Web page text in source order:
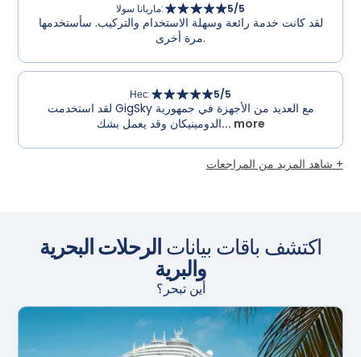
ماريانا سولا: 5/5
لقد كانت خدمة رائعة وسهلة الاستخدام والتركيب. سأستخدمها
مرة أخرى.
Нес: 5/5
لقد استخدمت GigSky مع العديد من الأجهزة في جمهورية
الدومينيكان وقد يعمل بشك... more
شاهد المزيد من المراجعات +
اكتشف باقات بياناتالرحلات البحرية
والبرية
أين تبحر؟